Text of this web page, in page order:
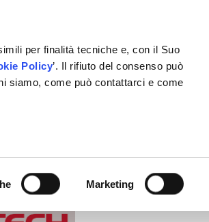
per finalità tecniche e, con il Suo
Policy’. Il rifiuto del consenso può
siamo, come può contattarci e come
Marketing